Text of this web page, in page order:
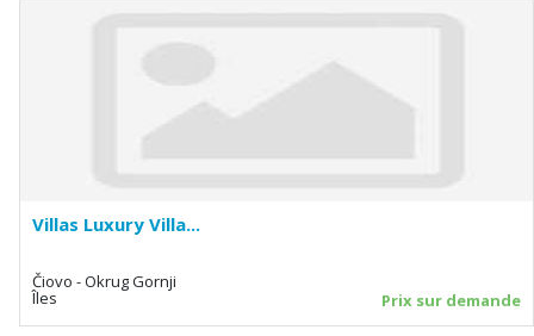
Villas Luxury Villa...
Čiovo - Okrug Gornji
Îles Prix sur demande